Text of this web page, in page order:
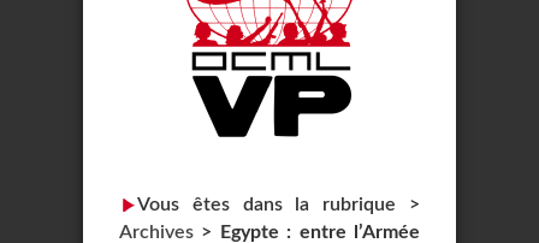
Vous êtes dans la rubrique >
Archives >
Egypte : entre l’Armée